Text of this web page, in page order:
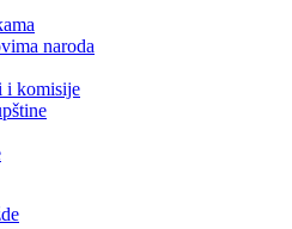
naroda
komisije